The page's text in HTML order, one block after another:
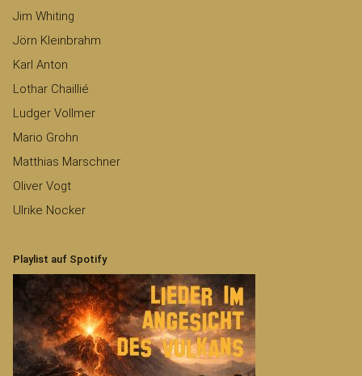
Jim Whiting
Jörn Kleinbrahm
Karl Anton
Lothar Chaillié
Ludger Vollmer
Mario Grohn
Matthias Marschner
Oliver Vogt
Ulrike Nocker
Playlist auf Spotify